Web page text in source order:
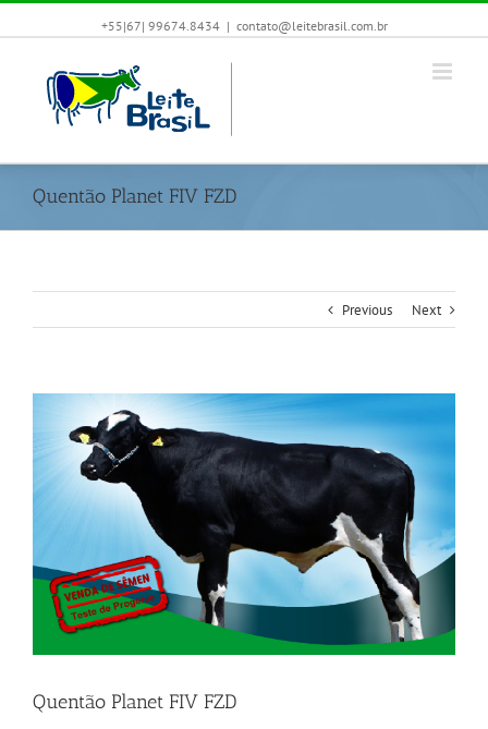
+55|67| 99674.8434 | contato@leitebrasil.com.br
Quentão Planet FIV FZD
Previous Next
Image
Quentão Planet FIV FZD